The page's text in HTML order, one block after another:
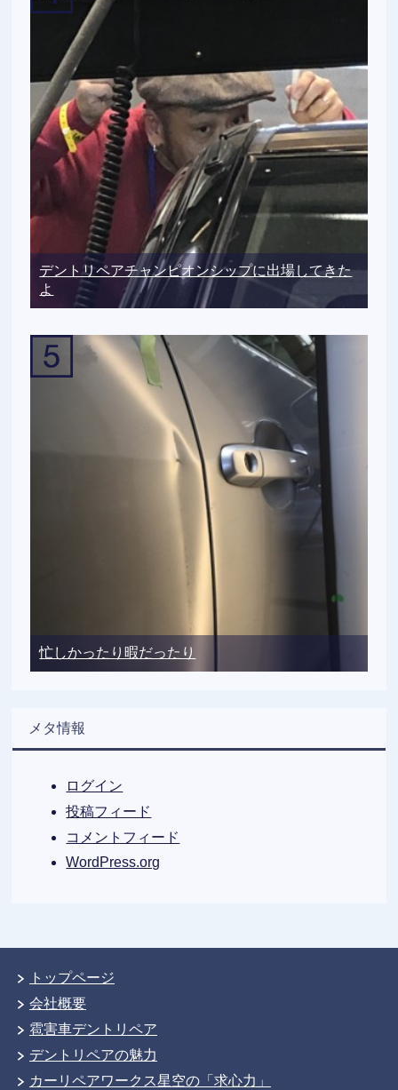
デントリペアチャンピオンシップに出場してきた
よ
忙しかったり暇だったり
メタ情報
ログイン
投稿フィード
コメントフィード
WordPress.org
トップページ
会社概要
雹害車デントリペア
デントリペアの魅力
カーリペアワークス星空の「求心力」